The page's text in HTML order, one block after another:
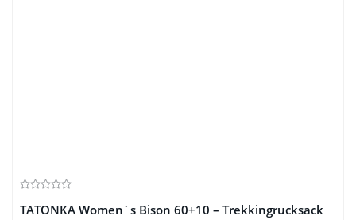
TATONKA Women´s Bison 60+10 – Trekkingrucksack